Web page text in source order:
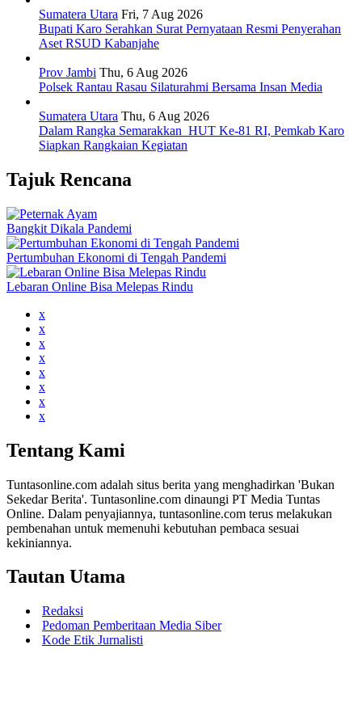
Sumatera Utara Fri, 7 Aug 2026
Bupati Karo Serahkan Surat Pernyataan Resmi Penyerahan
Aset RSUD Kabanjahe
Prov Jambi Thu, 6 Aug 2026
Polsek Rantau Rasau Silaturahmi Bersama Insan Media
Sumatera Utara Thu, 6 Aug 2026
Dalam Rangka Semarakkan HUT Ke-81 RI, Pemkab Karo
Siapkan Rangkaian Kegiatan
Tajuk Rencana
Bangkit Dikala Pandemi
Pertumbuhan Ekonomi di Tengah Pandemi
Lebaran Online Bisa Melepas Rindu
x
x
x
x
x
x
x
x
Tentang Kami
Tuntasonline.com adalah situs berita yang menghadirkan 'Bukan
Sekedar Berita'. Tuntasonline.com dinaungi PT Media Tuntas
Online. Dalam penyajiannya, tuntasonline.com terus melakukan
pembenahan untuk memenuhi kebutuhan pembaca sesuai
kekiniannya.
Tautan Utama
Redaksi
Pedoman Pemberitaan Media Siber
Kode Etik Jurnalisti